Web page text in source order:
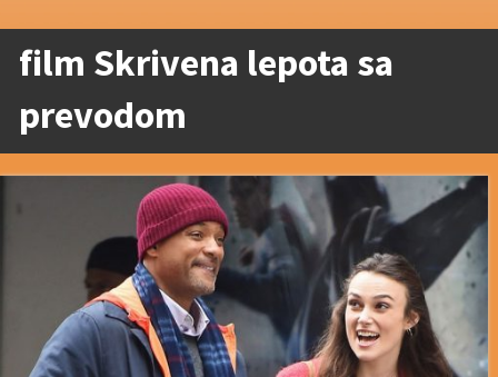
film Skrivena lepota sa
prevodom